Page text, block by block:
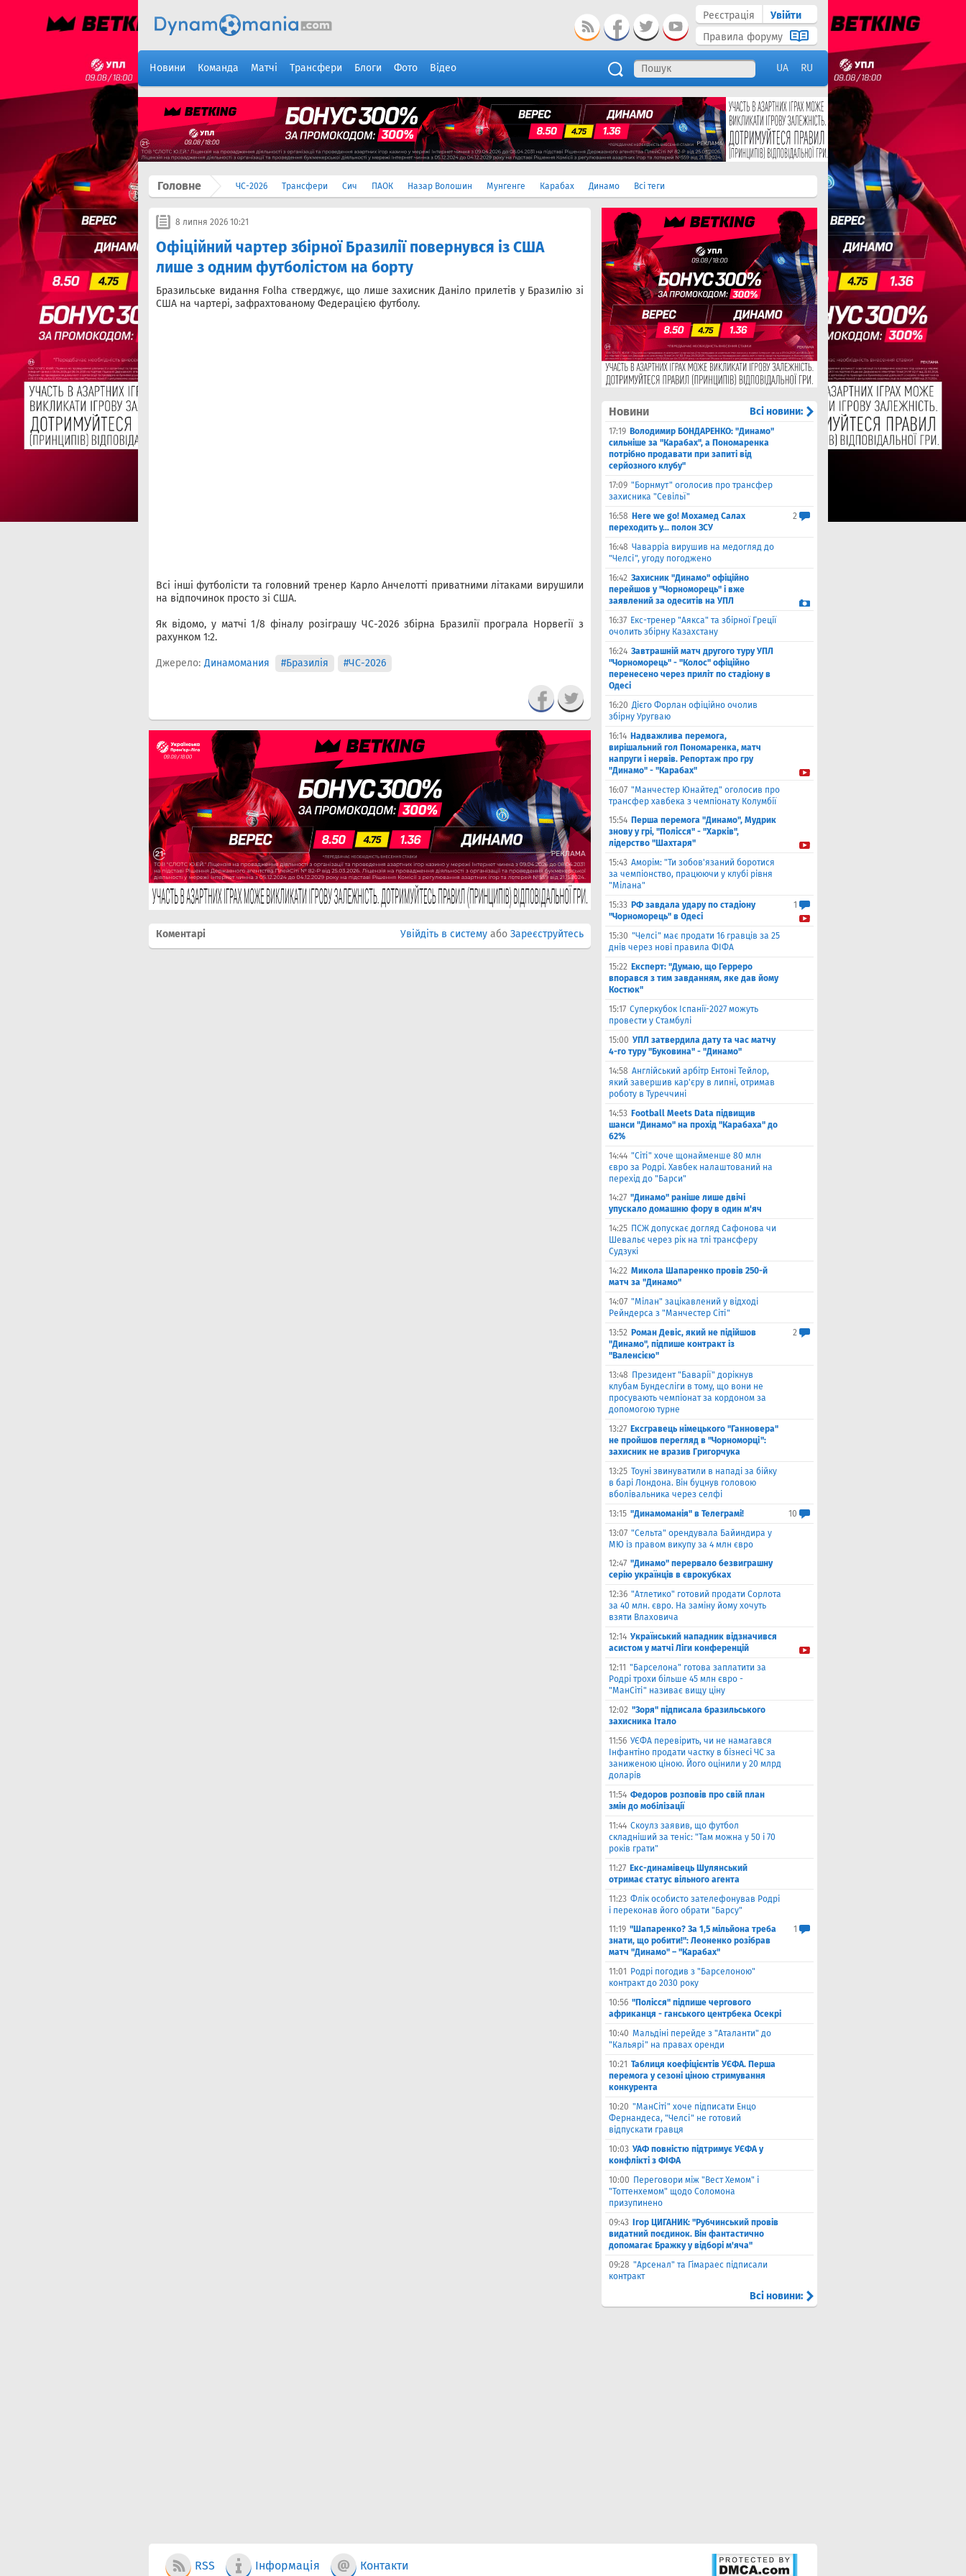
Реєстрація
Увійти
Правила форуму
Новини Команда Матчі Трансфери Блоги Фото Відео UA RU
Головне ЧС-2026 Трансфери Сич ПАОК Назар Волошин Мунгенге Карабах Динамо Всі теги
8 липня 2026 10:21
Офіційний чартер збірної Бразилії повернувся із США
лише з одним футболістом на борту
Бразильське видання Folha стверджує, що лише захисник Даніло прилетів у Бразилію зі
США на чартері, зафрахтованому Федерацією футболу.
Всі інші футболісти та головний тренер Карло Анчелотті приватними літаками вирушили
на відпочинок просто зі США.
Як відомо, у матчі 1/8 фіналу розіграшу ЧС-2026 збірна Бразилії програла Норвегії з
рахунком 1:2.
Джерело: Динамомания #Бразилія #ЧС-2026
Коментарі Увійдіть в систему або Зареєструйтесь
Новини Всі новини:
17:19 Володимир БОНДАРЕНКО: "Динамо"
сильніше за "Карабах", а Пономаренка
потрібно продавати при запиті від
серйозного клубу"
17:09 "Борнмут" оголосив про трансфер
захисника "Севільї"
16:58 Here we go! Мохамед Салах
переходить у... полон ЗСУ
2
16:48 Чаварріа вирушив на медогляд до
"Челсі", угоду погоджено
16:42 Захисник "Динамо" офіційно
перейшов у "Чорноморець" і вже
заявлений за одеситів на УПЛ
16:37 Екс-тренер "Аякса" та збірної Греції
очолить збірну Казахстану
16:24 Завтрашній матч другого туру УПЛ
"Чорноморець" - "Колос" офіційно
перенесено через приліт по стадіону в
Одесі
16:20 Дієго Форлан офіційно очолив
збірну Уругваю
16:14 Надважлива перемога,
вирішальний гол Пономаренка, матч
напруги і нервів. Репортаж про гру
"Динамо" - "Карабах"
16:07 "Манчестер Юнайтед" оголосив про
трансфер хавбека з чемпіонату Колумбії
15:54 Перша перемога "Динамо", Мудрик
знову у грі, "Полісся" - "Харків",
лідерство "Шахтаря"
15:43 Аморім: "Ти зобов'язаний боротися
за чемпіонство, працюючи у клубі рівня
"Мілана"
15:33 РФ завдала удару по стадіону
"Чорноморець" в Одесі
1
15:30 "Челсі" має продати 16 гравців за 25
днів через нові правила ФІФА
15:22 Експерт: "Думаю, що Герреро
впорався з тим завданням, яке дав йому
Костюк"
15:17 Суперкубок Іспанії-2027 можуть
провести у Стамбулі
15:00 УПЛ затвердила дату та час матчу
4-го туру "Буковина" - "Динамо"
14:58 Англійський арбітр Ентоні Тейлор,
який завершив кар'єру в липні, отримав
роботу в Туреччині
14:53 Football Meets Data підвищив
шанси "Динамо" на прохід "Карабаха" до
62%
14:44 "Сіті" хоче щонайменше 80 млн
євро за Родрі. Хавбек налаштований на
перехід до "Барси"
14:27 "Динамо" раніше лише двічі
упускало домашню фору в один м'яч
14:25 ПСЖ допускає догляд Сафонова чи
Шевальє через рік на тлі трансферу
Судзукі
14:22 Микола Шапаренко провів 250-й
матч за "Динамо"
14:07 "Мілан" зацікавлений у відході
Рейндерса з "Манчестер Сіті"
13:52 Роман Девіс, який не підійшов
"Динамо", підпише контракт із
"Валенсією"
2
13:48 Президент "Баварії" дорікнув
клубам Бундесліги в тому, що вони не
просувають чемпіонат за кордоном за
допомогою турне
13:27 Ексгравець німецького "Ганновера"
не пройшов перегляд в "Чорноморці":
захисник не вразив Григорчука
13:25 Тоуні звинуватили в нападі за бійку
в барі Лондона. Він буцнув головою
вболівальника через селфі
13:15 "Динамоманія" в Телеграмі!
10
13:07 "Сельта" орендувала Байиндира у
МЮ із правом викупу за 4 млн євро
12:47 "Динамо" перервало безвиграшну
серію українців в єврокубках
12:36 "Атлетико" готовий продати Сорлота
за 40 млн. євро. На заміну йому хочуть
взяти Влаховича
12:14 Український нападник відзначився
асистом у матчі Ліги конференцій
12:11 "Барселона" готова заплатити за
Родрі трохи більше 45 млн євро -
"МанСіті" називає вищу ціну
12:02 "Зоря" підписала бразильського
захисника Італо
11:56 УЄФА перевірить, чи не намагався
Інфантіно продати частку в бізнесі ЧС за
заниженою ціною. Його оцінили у 20 млрд
доларів
11:54 Федоров розповів про свій план
змін до мобілізації
11:44 Скоулз заявив, що футбол
складніший за теніс: "Там можна у 50 і 70
років грати"
11:27 Екс-динамівець Шулянський
отримає статус вільного агента
11:23 Флік особисто зателефонував Родрі
і переконав його обрати "Барсу"
11:19 "Шапаренко? За 1,5 мільйона треба
знати, що робити!": Леоненко розібрав
матч "Динамо" – "Карабах"
1
11:01
Родрі погодив з "Барселоною"
контракт до 2030 року
10:56 "Полісся" підпише чергового
африканця - ганського центрбека Осекрі
10:40 Мальдіні перейде з "Аталанти" до
"Кальярі" на правах оренди
10:21 Таблиця коефіцієнтів УЄФА. Перша
перемога у сезоні ціною стримування
конкурента
10:20 "МанСіті" хоче підписати Енцо
Фернандеса, "Челсі" не готовий
відпускати гравця
10:03 УАФ повністю підтримує УЄФА у
конфлікті з ФІФА
10:00 Переговори між "Вест Хемом" і
"Тоттенхемом" щодо Соломона
призупинено
09:43
Ігор ЦИГАНИК: "Рубчинський провів
видатний поєдинок. Він фантастично
допомагає Бражку у відборі м'яча"
09:28 "Арсенал" та Гімараес підписали
контракт
Всі новини:
RSS Інформація Контакти